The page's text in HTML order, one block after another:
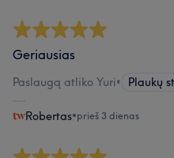
Geriausias
Paslaugą atliko Yuri• Plaukų
Robertas•prieš 3 dienas